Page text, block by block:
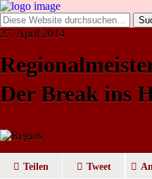
27. April 2014
Der Break ins
Teilen Tweet